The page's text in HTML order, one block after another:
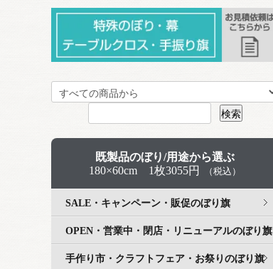
既製品のぼり/用途から選ぶ
180×60cm 1枚3055円
（税込）
SALE・キャンペーン・販促のぼり旗
OPEN・営業中・閉店・リニューアルのぼり旗
手作り市・クラフトフェア・お祭りのぼり旗